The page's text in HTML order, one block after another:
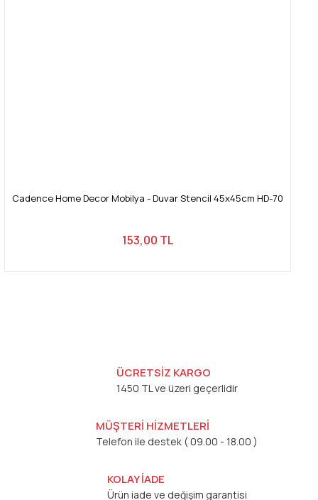
Cadence Home Decor Mobilya - Duvar Stencil 45x45cm HD-70
153,00 TL
ÜCRETSİZ KARGO
1450 TL ve üzeri geçerlidir
MÜŞTERİ HİZMETLERİ
Telefon ile destek ( 09.00 - 18.00 )
KOLAY İADE
Ürün iade ve değişim garantisi